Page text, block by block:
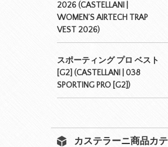
2026 (CASTELLANI |
WOMEN’S AIRTECH TRAP
VEST 2026)
スポーティング プロ ベスト
[G2] (CASTELLANI | 038
SPORTING PRO [G2])
カステラーニ商品カ